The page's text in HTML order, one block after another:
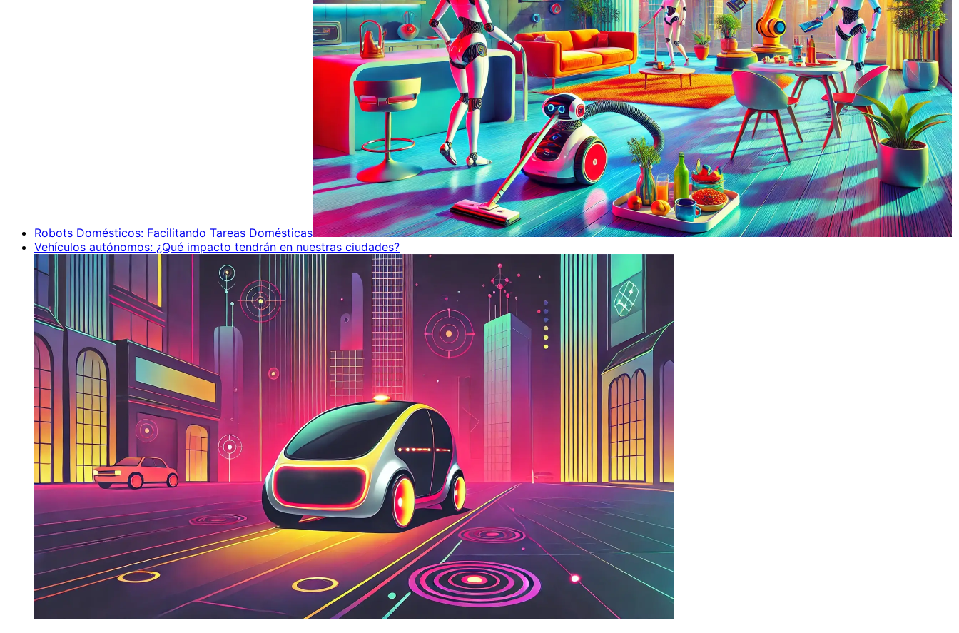
Robots Domésticos: Facilitando Tareas Domésticas
Vehículos autónomos: ¿Qué impacto tendrán en nuestras ciudades?